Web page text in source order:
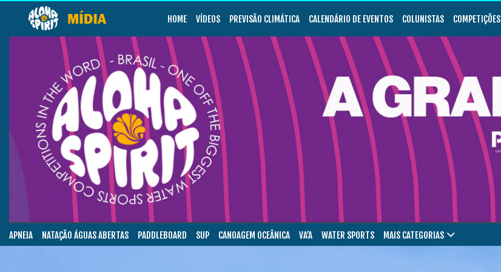
HOME VÍDEOS PREVISÃO CLIMÁTICA CALENDÁRIO DE EVENTOS COLUNISTAS COMPETIÇÕES
APNEIA NATAÇÃO ÁGUAS ABERTAS PADDLEBOARD SUP CANOAGEM OCEÂNICA VA’A WATER SPORTS MAIS CATEGORIAS